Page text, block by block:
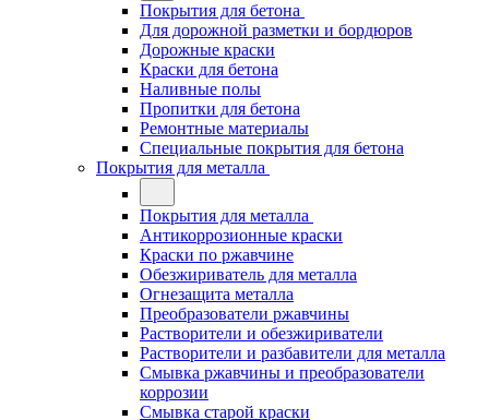
Покрытия для бетона
Для дорожной разметки и бордюров
Дорожные краски
Краски для бетона
Наливные полы
Пропитки для бетона
Ремонтные материалы
Специальные покрытия для бетона
Покрытия для металла
Покрытия для металла
Антикоррозионные краски
Краски по ржавчине
Обезжириватель для металла
Огнезащита металла
Преобразователи ржавчины
Растворители и обезжириватели
Растворители и разбавители для металла
Смывка ржавчины и преобразователи
коррозии
Смывка старой краски